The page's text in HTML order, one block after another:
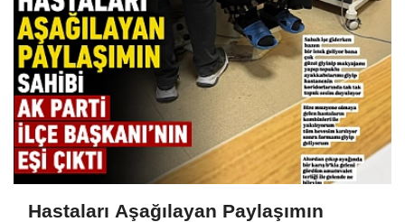
Hastaları Aşağılayan Paylaşımın